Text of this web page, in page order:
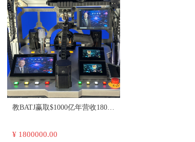
教BATJ赢取$1000亿年营收180万
18600115577
¥ 1800000.00